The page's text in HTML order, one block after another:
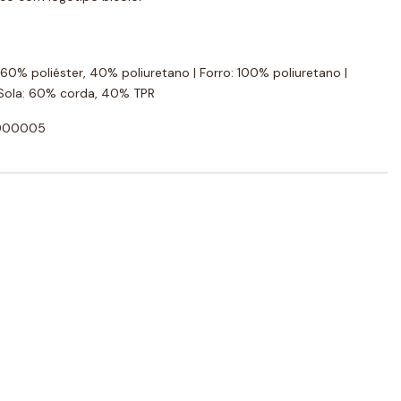
poliéster, 40% poliuretano | Forro: 100% poliuretano |
60% corda, 40% TPR